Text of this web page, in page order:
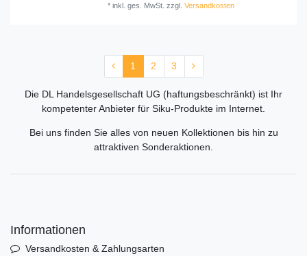
*inkl. ges. MwSt. zzgl.Versandkosten
1 2 3
Die DL Handelsgesellschaft UG (haftungsbeschränkt) ist Ihr
kompetenter Anbieter für Siku-Produkte im Internet.
Bei uns finden Sie alles von neuen Kollektionen bis hin zu
attraktiven Sonderaktionen.
Informationen
Versandkosten & Zahlungsarten